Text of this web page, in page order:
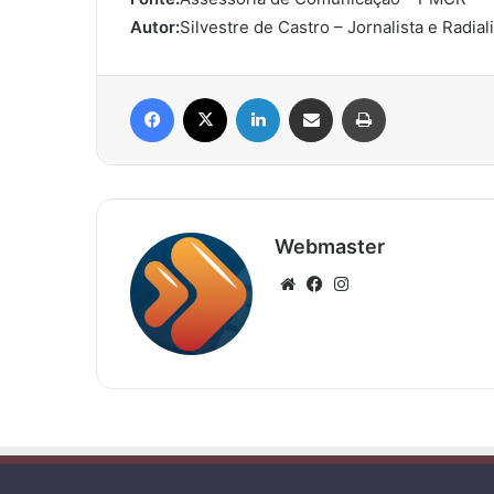
Autor:Silvestre de Castro – Jornalista e
Facebook Linkedin Compartilhar via e-mail
Webmaster
WebsiteFacebook